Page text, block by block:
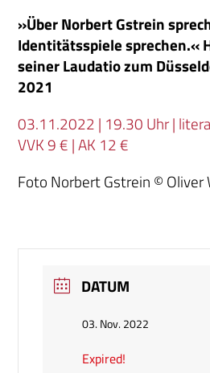
»Über Norbert Gstrein
Identitätsspiele sprechen.«
seiner Laudatio zum
2021
03.11.2022 | 19.30 Uhr |
VVK 9 € | AK 12 €
Foto Norbert Gstrein © Oliver
DATUM
03. Nov. 2022
Expired!